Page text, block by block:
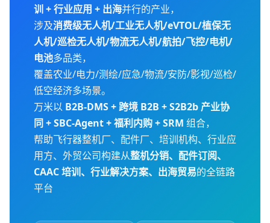
训 + 行业应用 + 出海并行的产业，
涉及消费级无人机/工业无人机/eVTOL/植保无
人机/巡检无人机/物流无人机/航拍/飞控/电机/
电池多品类，
覆盖农业/电力/测绘/应急/物流/安防/影视/巡检/
低空经济多场景。
万米以 B2B-DMS + 跨境 B2B + S2B2b 产业协
同 + SBC-Agent + 福利内购 + SRM 组合，
帮助飞行器整机厂、配件厂、培训机构、行业应
用方、外贸公司构建从整机分销、配件订阅、
CAAC 培训、行业解决方案、出海贸易的全链路
平台